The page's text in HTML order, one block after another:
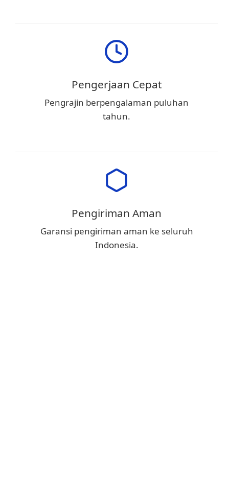
Pengerjaan Cepat
Pengrajin berpengalaman puluhan
tahun.
Pengiriman Aman
Garansi pengiriman aman ke seluruh
Indonesia.